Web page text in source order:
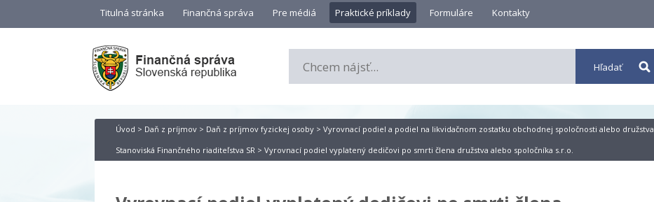
Titulná stránka Finančná správa Pre médiá Praktické príklady Formuláre Kontakty
Úvod > Daň z príjmov> Daň z príjmov fyzickej osoby> Vyrovnací podiel a podiel na likvidačnom zostatku obchodnej spoločnosti alebo družstva
Stanoviská Finančného riaditeľstva SR> Vyrovnací podiel vyplatený dedičovi po smrti člena družstva alebo spoločníka s.r.o.